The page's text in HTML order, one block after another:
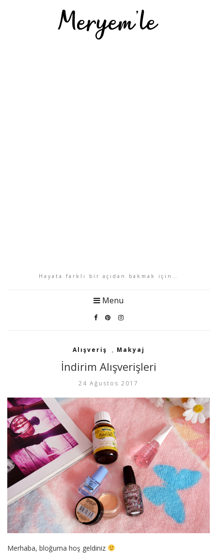
Hayata farklı bir açıdan bakmak için…
Menu
Alışveriş , Makyaj
İndirim Alışverişleri
24 Ağustos 2017
Merhaba, bloğuma hoş geldiniz